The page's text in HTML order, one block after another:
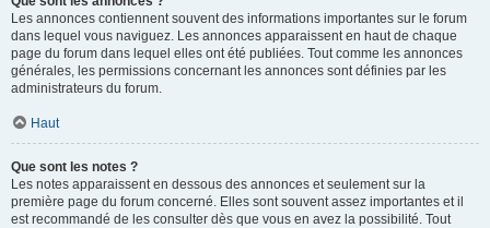
Les annonces contiennent souvent des informations importantes sur le forum
dans lequel vous naviguez. Les annonces apparaissent en haut de chaque
page du forum dans lequel elles ont été publiées. Tout comme les annonces
générales, les permissions concernant les annonces sont définies par les
administrateurs du forum.
Haut
Que sont les notes ?
Les notes apparaissent en dessous des annonces et seulement sur la
première page du forum concerné. Elles sont souvent assez importantes et il
est recommandé de les consulter dès que vous en avez la possibilité. Tout